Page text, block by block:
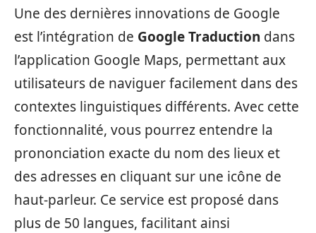
Une des dernières innovations de Google
est l’intégration de Google Traduction dans
l’application Google Maps, permettant aux
utilisateurs de naviguer facilement dans des
contextes linguistiques différents. Avec cette
fonctionnalité, vous pourrez entendre la
prononciation exacte du nom des lieux et
des adresses en cliquant sur une icône de
haut-parleur. Ce service est proposé dans
plus de 50 langues, facilitant ainsi